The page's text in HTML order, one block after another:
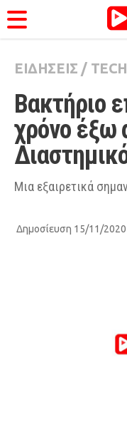
ΚΑΤΗΓΟΡΊΕΣ
Ειδήσεις
Θέματα
Videos
Podcasts
Life
ΕΙΔΗΣΕΙΣ /
Βακτήριο
χρόνο έξω
Μια εξαιρετικά
Δημοσίευση 15/11/2020